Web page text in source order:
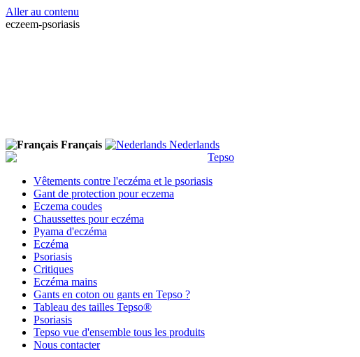
Aller au contenu
eczeem-psoriasis
Français Nederlands
Vêtements contre l'eczéma et le psoriasis
Gant de protection pour eczema
Eczema coudes
Chaussettes pour eczéma
Pyama d'eczéma
Eczéma
Psoriasis
Critiques
Eczéma mains
Gants en coton ou gants en Tepso ?
Tableau des tailles Tepso®
Psoriasis
Tepso vue d'ensemble tous les produits
Nous contacter